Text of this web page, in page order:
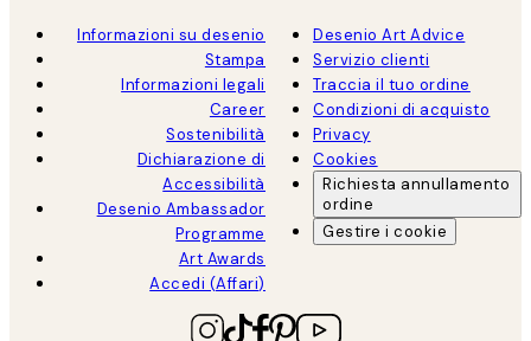
Informazioni su desenio
Stampa
Informazioni legali
Career
Sostenibilità
Dichiarazione di
Accessibilità
Desenio Ambassador
Programme
Art Awards
Accedi (Affari)
Desenio Art Advice
Servizio clienti
Traccia il tuo ordine
Condizioni di acquisto
Privacy
Cookies
Richiesta annullamento
ordine
Gestire i cookie